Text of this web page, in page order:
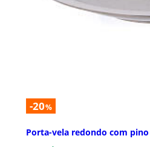
-20%
Porta-vela redondo com